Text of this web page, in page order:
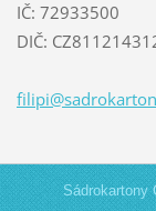
IČ: 72933500
DIČ:
filipi@sadrokart
Sádrokartony